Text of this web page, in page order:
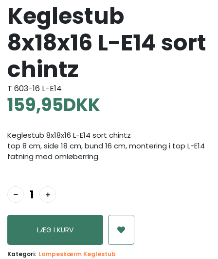
Keglestub
8x18x16 L-E14 sort
chintz
T 603-16 L-E14
159,95DKK
Keglestub 8x18x16 L-E14 sort chintz
top 8 cm, side 18 cm, bund 16 cm, montering i top L-E14
fatning med omløberring.
Kategori: Lampeskærm Keglestub